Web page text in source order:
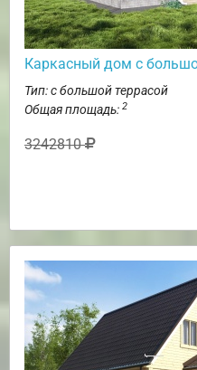
Каркасный дом с
Тип: с большой террасой
Общая площадь: 2
3242810